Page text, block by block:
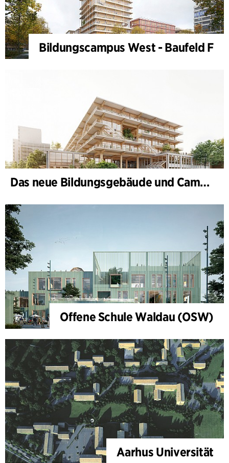
Bildungscampus West - Baufeld F
Das neue Bildungsgebäude und Campus-Tor, II. Bauabschnitt des Bildungs- und Innovationscampus
Offene Schule Waldau (OSW)
Aarhus Universität